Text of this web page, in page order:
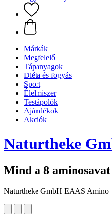
Márkák
Megfelelő
Tápanyagok
Diéta és fogyás
Sport
Élelmiszer
Testápolók
Ajándékok
Akciók
Naturtheke
Mind a 8
Naturtheke GmbH EAAS Amino